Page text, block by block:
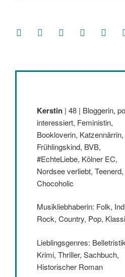
facebooksoundcloud
twitter mastodon
Kerstin | 48 | Bloggerin,
interessiert, Feministin,
Bookloverin, Katzennärrin,
Frühlingskind, BVB,
#EchteLiebe, Kölner EC,
Nordsee verliebt, Teenerd,
Chocoholic
Musikliebhaberin: Folk,
Rock, Country, Pop,
Lieblingsgenres:
Krimi, Thriller, Sachbuch,
Historischer Roman